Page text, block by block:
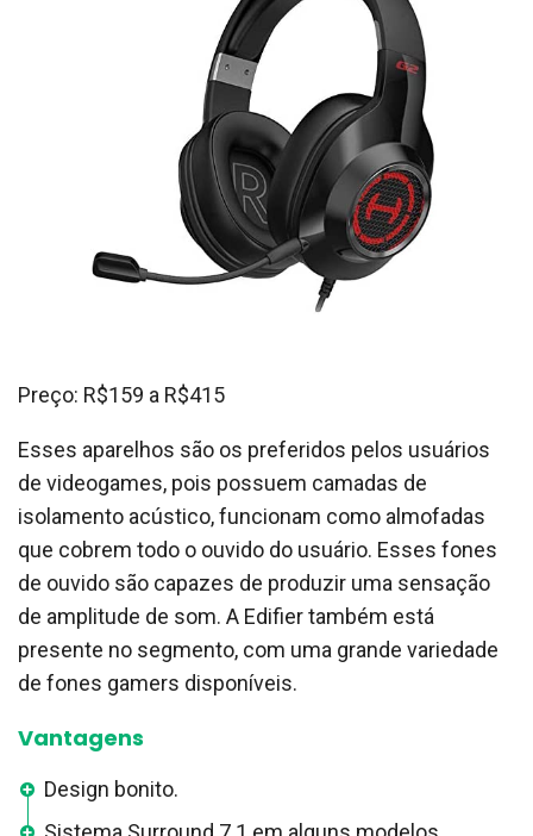
Preço: R$159 a R$415
Esses aparelhos são os preferidos pelos usuários
de videogames, pois possuem camadas de
isolamento acústico, funcionam como almofadas
que cobrem todo o ouvido do usuário. Esses fones
de ouvido são capazes de produzir uma sensação
de amplitude de som. A Edifier também está
presente no segmento, com uma grande variedade
de fones gamers disponíveis.
Vantagens
Design bonito.